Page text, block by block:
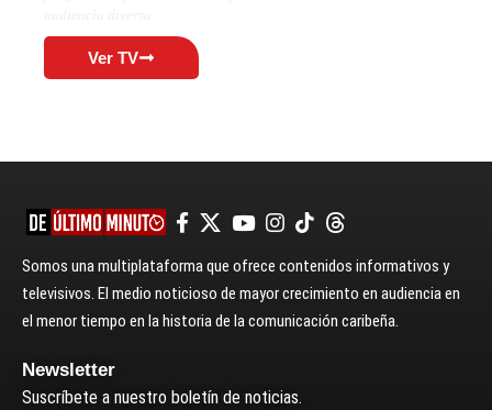
Ver TV
Somos una multiplataforma que ofrece contenidos informativos y
televisivos. El medio noticioso de mayor crecimiento en audiencia en
el menor tiempo en la historia de la comunicación caribeña.
Newsletter
Suscríbete a nuestro boletín de noticias.